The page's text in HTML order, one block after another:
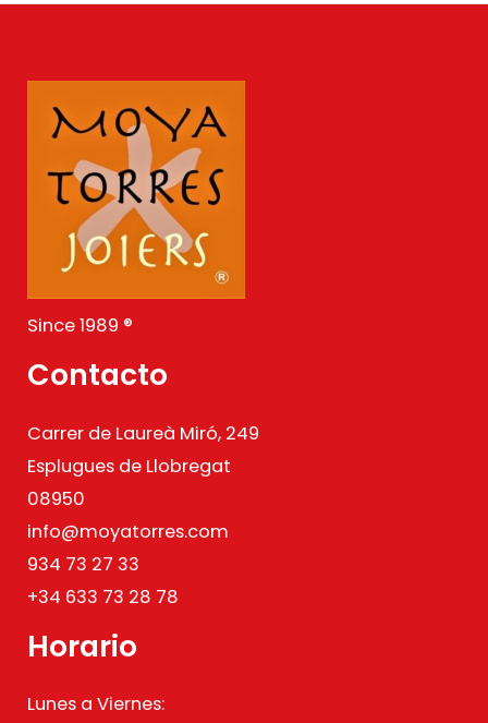
Since 1989 ®
Contacto
Carrer de Laureà Miró, 249
Esplugues de Llobregat
08950
info@moyatorres.com
934 73 27 33
+34 633 73 28 78
Horario
Lunes a Viernes: